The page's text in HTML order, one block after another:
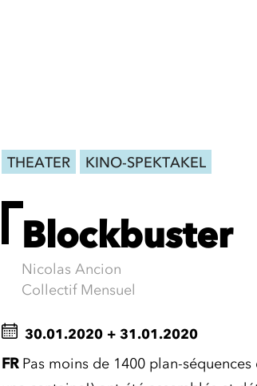
THEATER KINO-SPEKTAKEL
Blockbuster
Nicolas Ancion
Collectif Mensuel
30.01.2020 + 31.01.2020
FRPas moins de 1400 plan-séquences